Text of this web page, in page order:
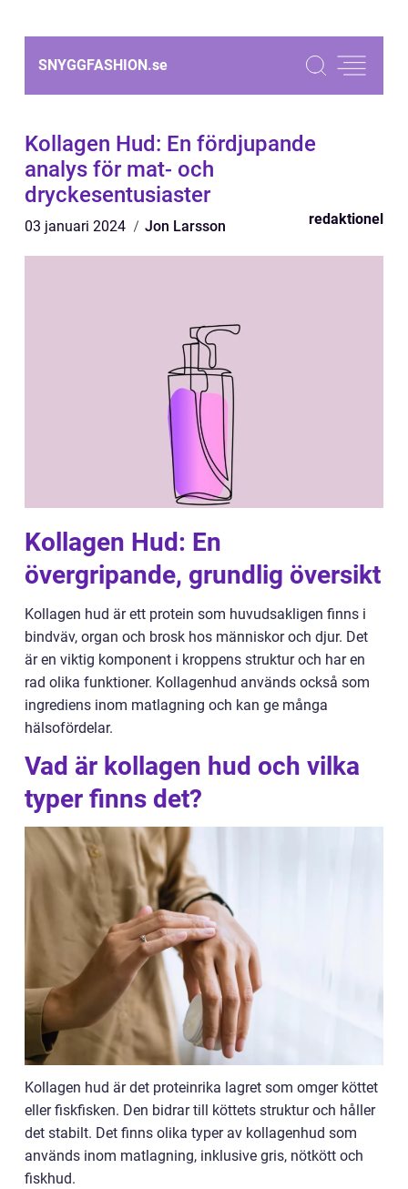
SNYGGFASHION.se
Kollagen Hud: En fördjupande
analys för mat- och
dryckesentusiaster
03 januari 2024 Jon Larsson redaktionel
Kollagen Hud: En
övergripande, grundlig översikt
Kollagen hud är ett protein som huvudsakligen finns i
bindväv, organ och brosk hos människor och djur. Det
är en viktig komponent i kroppens struktur och har en
rad olika funktioner. Kollagenhud används också som
ingrediens inom matlagning och kan ge många
hälsofördelar.
Vad är kollagen hud och vilka
typer finns det?
Kollagen hud är det proteinrika lagret som omger köttet
eller fiskfisken. Den bidrar till köttets struktur och håller
det stabilt. Det finns olika typer av kollagenhud som
används inom matlagning, inklusive gris, nötkött och
fiskhud.